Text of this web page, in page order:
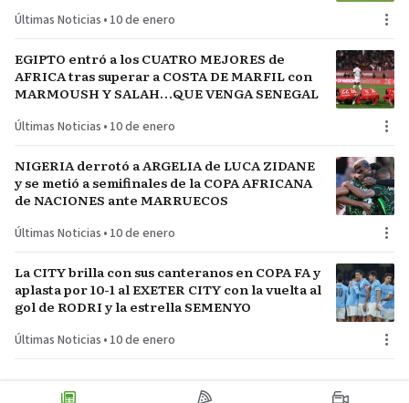
Últimas Noticias • 10 de enero
EGIPTO entró a los CUATRO MEJORES de
AFRICA tras superar a COSTA DE MARFIL con
MARMOUSH Y SALAH…QUE VENGA SENEGAL
Últimas Noticias • 10 de enero
NIGERIA derrotó a ARGELIA de LUCA ZIDANE
y se metió a semifinales de la COPA AFRICANA
de NACIONES ante MARRUECOS
Últimas Noticias • 10 de enero
La CITY brilla con sus canteranos en COPA FA y
aplasta por 10-1 al EXETER CITY con la vuelta al
gol de RODRI y la estrella SEMENYO
Últimas Noticias • 10 de enero